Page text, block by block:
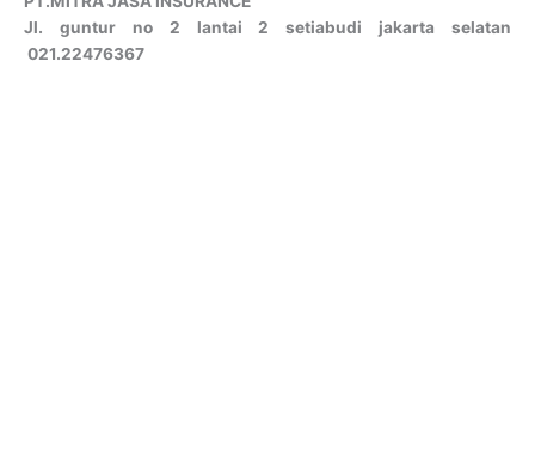
Jl. guntur no 2 lantai 2 setiabudi jakarta selatan
021.22476367